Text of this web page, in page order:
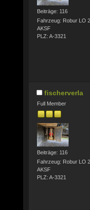
Beiträge: 116
Fahrzeug: Robur LO
AKSF
PLZ: A-3321
fischerverla
Full Member
Beiträge: 116
Fahrzeug: Robur LO
AKSF
PLZ: A-3321